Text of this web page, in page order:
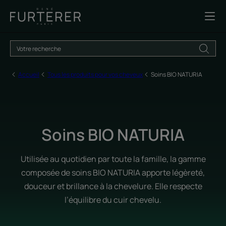
Accueil Tous les produits pour vos cheveux Soins BIO NATURIA
Soins BIO NATURIA
Utilisée au quotidien par toute la famille, la gamme
composée de soins BIO NATURIA apporte légèreté,
douceur et brillance à la chevelure. Elle respecte
l’équilibre du cuir chevelu.